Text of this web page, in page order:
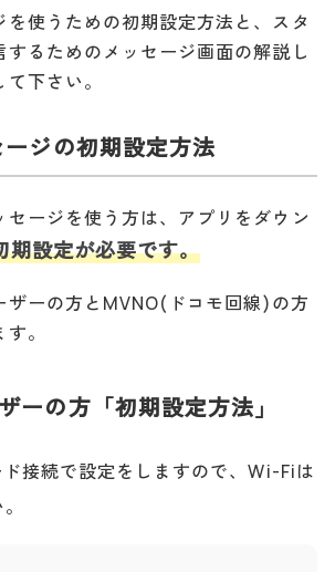
を使うための初期設定方法と、スタ
するためのメッセージ画面の解説し
下さい。
ジの初期設定方法
ージを使う方は、アプリをダウン
期設定が必要です。
ザーの方とMVNO(ドコモ回線)の方
。
ーの方「初期設定方法」
接続で設定をしますので、Wi-Fiは